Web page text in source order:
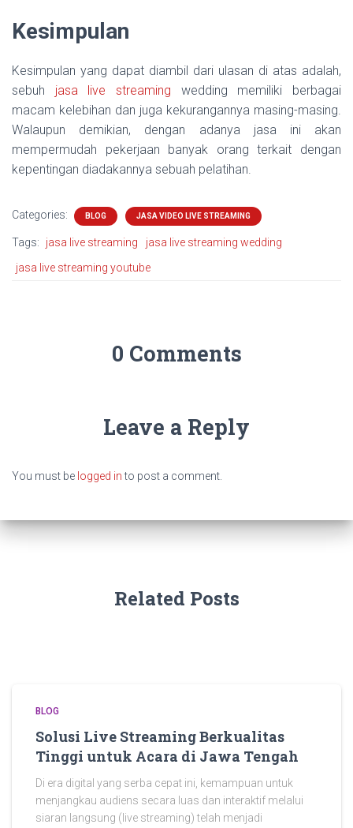
Kesimpulan
Kesimpulan yang dapat diambil dari ulasan di atas adalah,
sebuh jasa live streaming wedding memiliki berbagai
macam kelebihan dan juga kekurangannya masing-masing.
Walaupun demikian, dengan adanya jasa ini akan
mempermudah pekerjaan banyak orang terkait dengan
kepentingan diadakannya sebuah pelatihan.
Categories: BLOG JASA VIDEO LIVE STREAMING
Tags: jasa live streaming
jasa live streaming wedding
jasa live streaming youtube
0 Comments
Leave a Reply
You must be logged into post a comment.
Related Posts
BLOG
Solusi Live Streaming Berkualitas
Tinggi untuk Acara di Jawa Tengah
Di era digital yang serba cepat ini, kemampuan untuk
menjangkau audiens secara luas dan interaktif melalui
siaran langsung (live streaming) telah menjadi